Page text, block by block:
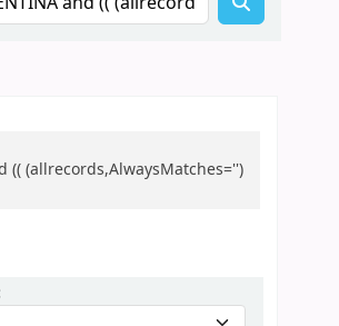
(( (allrecords,AlwaysMatches='')
Ordenar por: